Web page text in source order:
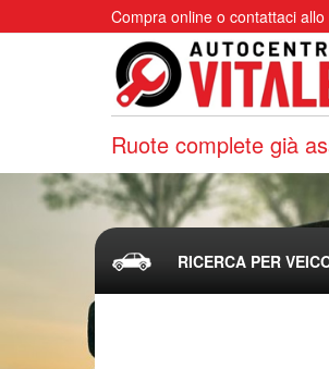
Compra online o contattaci allo
Ruote complete già
RICERCA PER